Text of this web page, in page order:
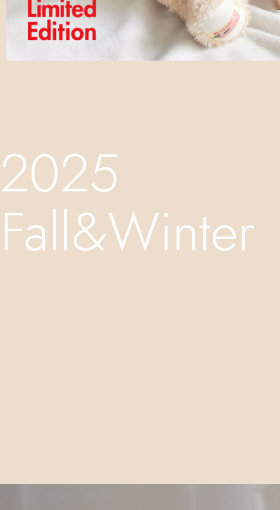
2025
Fall&Winter